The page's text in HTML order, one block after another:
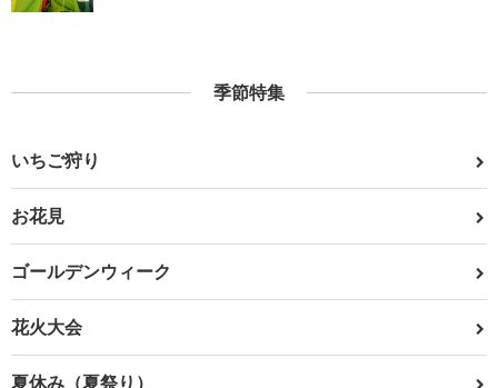
季節特集
いちご狩り
お花見
ゴールデンウィーク
花火大会
夏休み（夏祭り）